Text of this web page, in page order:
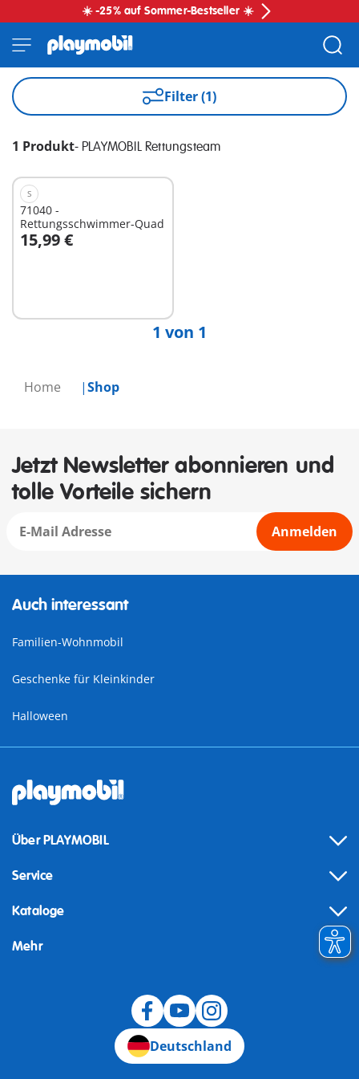
☀️ -25% auf Sommer-Bestseller ☀️
Home Shop
Filter (1)
1 Produkt- PLAYMOBIL Rettungsteam
S
71040 -
Rettungsschwimmer-Quad
15,99 €
In den Warenkorb
1 von 1
Jetzt Newsletter abonnieren und
tolle Vorteile sichern
Anmelden
Auch interessant
Familien-Wohnmobil
Geschenke für Kleinkinder
Halloween
Über PLAYMOBIL
Service
Kataloge
Mehr
Deutschland